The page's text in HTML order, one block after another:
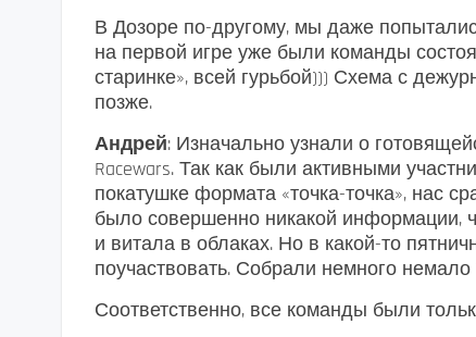
В Дозоре по-другому, мы даже
на первой игре уже были команды
старинке», всей гурьбой))) Схема с
позже.
Андрей: Изначально узнали о
Racewars. Так как были активными
покатушке формата «точка-точка», нас
было совершенно никакой информации,
и витала в облаках. Но в какой-то
поучаствовать. Собрали немного
Соответственно, все команды были